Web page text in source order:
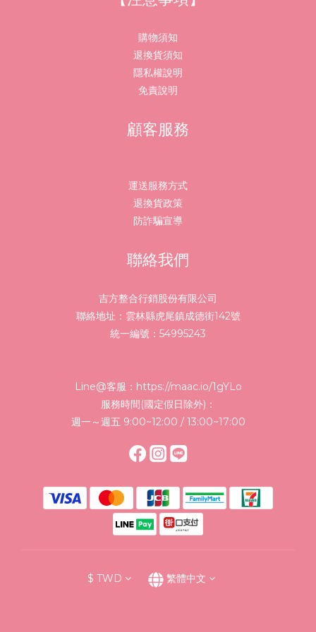
購物須知
退換貨須知
隱私權說明
免責說明
顧客服務
運送服務方式
退換貨政策
防詐騙宣導
聯絡我們
吉方整合行銷股份有限公司
聯絡地址：雲林縣虎尾鎮成德街142號
統一編號：54995243
Line@客服： https://maac.io/1gYLo
服務時間(國定假日除外)：
週一～週五 9:00~12:00 / 13:00~17:00
$ TWD 繁體中文